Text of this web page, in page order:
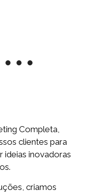
Completa,
clientes para
ideias inovadoras
criamos